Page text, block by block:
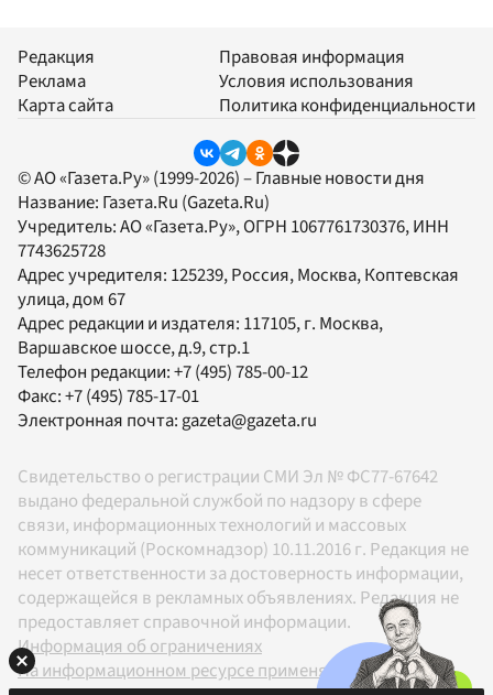
Редакция
Реклама
Карта сайта
Правовая информация
Условия использования
Политика конфиденциальности
© АО «Газета.Ру» (1999-2026) – Главные новости дня
Название: Газета.Ru (Gazeta.Ru)
Учредитель:АО «Газета.Ру», ОГРН 1067761730376, ИНН
7743625728
Адрес учредителя: 125239, Россия, Москва, Коптевская
улица, дом 67
Адрес редакции и издателя: 117105, г. Москва,
Варшавское шоссе, д.9, стр.1
Телефон редакции:+7 (495) 785-00-12
Факс:+7 (495) 785-17-01
Электронная почта:gazeta@gazeta.ru
Свидетельство о регистрации СМИ Эл № ФС77-67642
выдано федеральной службой по надзору в сфере
связи, информационных технологий и массовых
коммуникаций (Роскомнадзор) 10.11.2016 г. Редакция не
несет ответственности за достоверность информации,
содержащейся в рекламных объявлениях. Редакция не
предоставляет справочной информации.
Информация об ограничениях
На информационном ресурсе применяются